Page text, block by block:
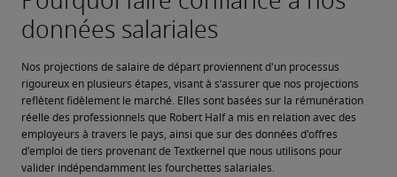
Nos projections de salaire de départ proviennent d'un processus
rigoureux en plusieurs étapes, visant à s’assurer que nos projections
reflètent fidèlement le marché. Elles sont basées sur la rémunération
réelle des professionnels que Robert Half a mis en relation avec des
employeurs à travers le pays, ainsi que sur des données d'offres
d'emploi de tiers provenant de Textkernel que nous utilisons pour
valider indépendamment les fourchettes salariales.